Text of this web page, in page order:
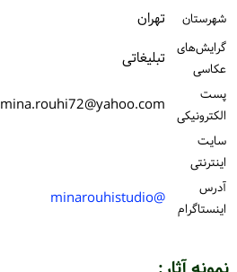
شهرستان تهران
گرایش‌های
عکاسی
تبلیغاتی
پست
الكترونیكی
mina.rouhi72@yahoo.com
سایت
اینترنتی
آدرس
اینستاگرام
@minarouhistudio